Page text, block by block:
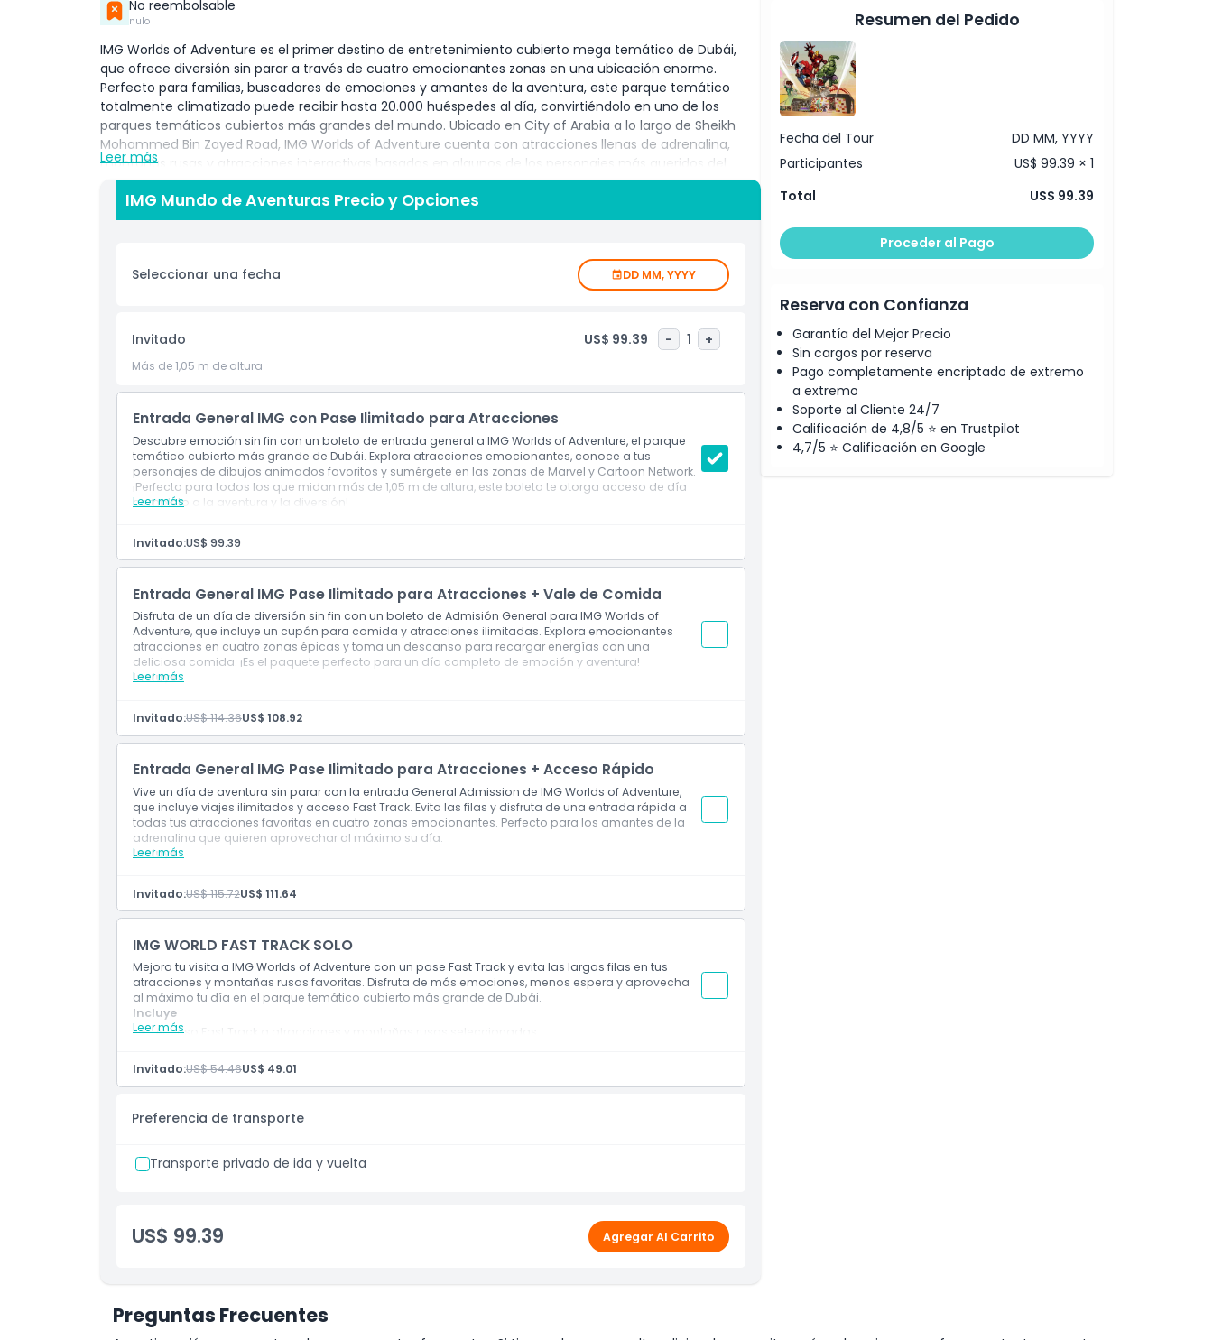
No reembolsable
nulo
IMG Worlds of Adventure es el primer destino de entretenimiento cubierto mega temático de Dubái,
que ofrece diversión sin parar a través de cuatro emocionantes zonas en una ubicación enorme.
Perfecto para familias, buscadores de emociones y amantes de la aventura, este parque temático
totalmente climatizado puede recibir hasta 20.000 huéspedes al día, convirtiéndolo en uno de los
parques temáticos cubiertos más grandes del mundo. Ubicado en City of Arabia a lo largo de Sheikh
Mohammed Bin Zayed Road, IMG Worlds of Adventure cuenta con atracciones llenas de adrenalina,
montañas rusas y atracciones interactivas basadas en algunos de los personajes más queridos del
mundo. Dos de las cuatro zonas están tematizadas según los gigantes del entretenimiento mundial
Cartoon Network y MARVEL, mientras que las otras dos, Lost Valley Dinosaur Adventure e IMG Boulevard,
son conceptos originales diseñados por el Grupo IMG. Los visitantes pueden unirse a Spider Man o a los
familiar con Ben 10 y las Chicas Superpoderosas. El parque también incluye tiendas temáticas,
experiencias gastronómicas únicas y un moderno cine de 12 pantallas.
Worlds of Adventure es una atracción imperdible que promete recuerdos inolvidables para todas las
edades.
Aspectos Destacados
Inclusiones
Política para Niños y Adultos
Horario de Apertura
Cosas a Saber
Ubicación
Cómo Llegar
Política de Cancelación
Leer más
IMG Mundo de Aventuras Precio y Opciones
Seleccionar una fecha DD MM, YYYY
Invitado US$ 99.39 - 1 +
Más de 1,05 m de altura
Entrada General IMG con Pase Ilimitado para Atracciones
Descubre emoción sin fin con un boleto de entrada general a IMG Worlds of Adventure, el parque
temático cubierto más grande de Dubái. Explora atracciones emocionantes, conoce a tus
personajes de dibujos animados favoritos y sumérgete en las zonas de Marvel y Cartoon Network.
¡Perfecto para todos los que midan más de 1,05 m de altura, este boleto te otorga acceso de día
completo a la aventura y la diversión!
Leer más
Acceso de día completo a IMG Worlds of Adventure, el parque temático cubierto más grande
de Dubái
Incluye paseos ilimitados en las cuatro zonas: Marvel, Cartoon Network, Lost Valley y IMG
Perfecto para visitantes que midan más de 1,05 m de altura
Invitado:US$ 99.39
Entrada General IMG Pase Ilimitado para Atracciones + Vale de Comida
Disfruta de un día de diversión sin fin con un boleto de Admisión General para IMG Worlds of
Adventure, que incluye un cupón para comida y atracciones ilimitadas. Explora emocionantes
atracciones en cuatro zonas épicas y toma un descanso para recargar energías con una
deliciosa comida. ¡Es el paquete perfecto para un día completo de emoción y aventura!
Leer más
Incluye
Explora emocionantes atracciones en cuatro zonas inmersivas
Gran valor para un día completo de diversión y comida en el parque temático cubierto más
destacado de Dubái
Invitado:US$ 114.36US$ 108.92
Entrada General IMG Pase Ilimitado para Atracciones + Acceso Rápido
Vive un día de aventura sin parar con la entrada General Admission de IMG Worlds of Adventure,
que incluye viajes ilimitados y acceso Fast Track. Evita las filas y disfruta de una entrada rápida a
todas tus atracciones favoritas en cuatro zonas emocionantes. Perfecto para los amantes de la
adrenalina que quieren aprovechar al máximo su día.
Leer más
Incluye
Maximiza tu tiempo con entrada prioritaria a las principales atracciones en las cuatro zonas
Ideal para los amantes de la adrenalina que desean una experiencia definitiva y sin
complicaciones
Invitado:US$ 115.72US$ 111.64
IMG WORLD FAST TRACK SOLO
Mejora tu visita a IMG Worlds of Adventure con un pase Fast Track y evita las largas filas en tus
atracciones y montañas rusas favoritas. Disfruta de más emociones, menos espera y aprovecha
al máximo tu día en el parque temático cubierto más grande de Dubái.
Leer más
Incluye
Acceso Fast Track a atracciones y montañas rusas seleccionadas
Entrada prioritaria en zonas populares (Marvel, Cartoon Network y más)
Uso solo el mismo día
Invitado:US$ 54.46US$ 49.01
Preferencia de transporte
Transporte privado de ida y vuelta
US$ 99.39 Agregar Al Carrito
Resumen del Pedido
Fecha del Tour
DD MM, YYYY
Participantes
US$ 99.39 × 1
Total
US$ 99.39
Proceder al Pago
Reserva con Confianza
Garantía del Mejor Precio
Sin cargos por reserva
Pago completamente encriptado de extremo
a extremo
Soporte al Cliente 24/7
Calificación de 4,8/5 ⭐ en Trustpilot
4,7/5 ⭐ Calificación en Google
Preguntas Frecuentes